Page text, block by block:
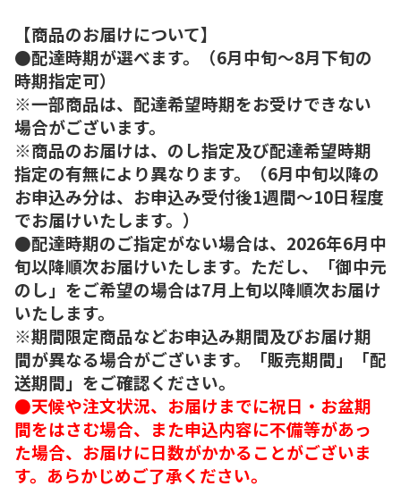
【商品のお届けについて】
●配達時期が選べます。（6月中旬～8月下旬の
時期指定可）
※一部商品は、配達希望時期をお受けできない
場合がございます。
※商品のお届けは、のし指定及び配達希望時期
指定の有無により異なります。（6月中旬以降の
お申込み分は、お申込み受付後1週間～10日程度
でお届けいたします。）
●配達時期のご指定がない場合は、2026年6月中
旬以降順次お届けいたします。ただし、「御中元
のし」をご希望の場合は7月上旬以降順次お届け
いたします。
※期間限定商品などお申込み期間及びお届け期
間が異なる場合がございます。「販売期間」「配
送期間」をご確認ください。
●天候や注文状況、お届けまでに祝日・お盆期
間をはさむ場合、また申込内容に不備等があっ
た場合、お届けに日数がかかることがございま
す。あらかじめご了承ください。